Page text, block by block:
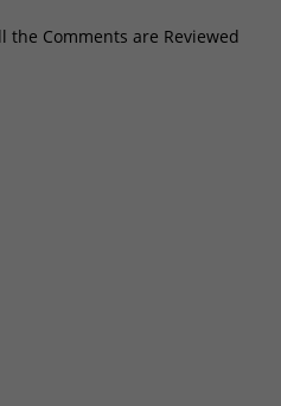
the Comments are Reviewed